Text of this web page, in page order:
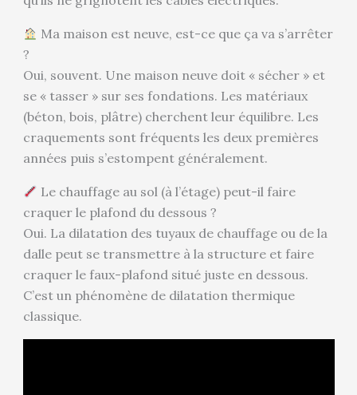
Ma maison est neuve, est-ce que ça va s’arrêter
?
Oui, souvent. Une maison neuve doit « sécher » et
se « tasser » sur ses fondations. Les matériaux
(béton, bois, plâtre) cherchent leur équilibre. Les
craquements sont fréquents les deux premières
années puis s’estompent généralement.
Le chauffage au sol (à l’étage) peut-il faire
craquer le plafond du dessous ?
Oui. La dilatation des tuyaux de chauffage ou de la
dalle peut se transmettre à la structure et faire
craquer le faux-plafond situé juste en dessous.
C’est un phénomène de dilatation thermique
classique.